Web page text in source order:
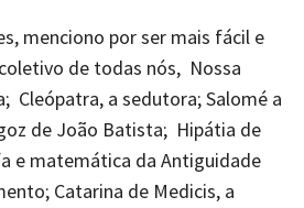
menciono por ser mais fácil e
de todas nós, Nossa
Cleópatra, a sedutora; Salomé a
de João Batista; Hipátia de
e matemática da Antiguidade
Catarina de Medicis, a